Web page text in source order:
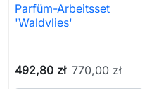
Parfüm-Arbeitsset
'Waldvlies'
492,80 zł 770,00 zł